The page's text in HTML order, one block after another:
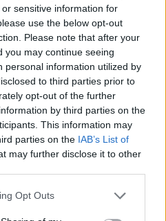
sensitive information for
use the below opt-out
Please note that after your
you may continue seeing
personal information utilized by
to third parties prior to
opt-out of the further
by third parties on the
This information may
parties on the IAB’s List of
may further disclose it to other
Opt Outs
Jeigu neina nei
renginius, kuriuose
kad kažkas yra ne taip.
būtų atsižvelgta, būtų
tik danga, bet ir visa
potvynių senamiestyje, ir
turi būti